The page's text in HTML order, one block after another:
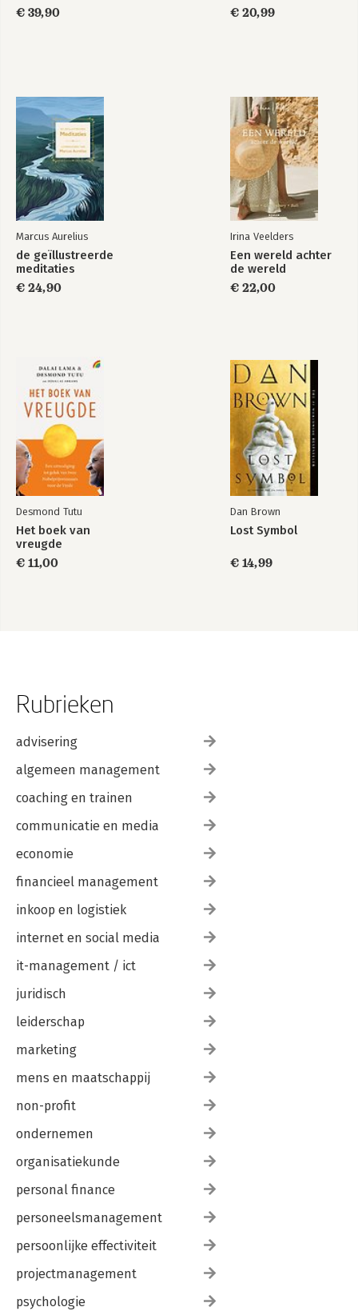
€ 39,90
€ 20,99
Marcus Aurelius
de geïllustreerde
meditaties
€ 24,90
Irina Veelders
Een wereld achter
de wereld
€ 22,00
Desmond Tutu
Het boek van
vreugde
€ 11,00
Dan Brown
Lost Symbol
€ 14,99
Rubrieken
advisering
algemeen management
coaching en trainen
communicatie en media
economie
financieel management
inkoop en logistiek
internet en social media
it-management / ict
juridisch
leiderschap
marketing
mens en maatschappij
non-profit
ondernemen
organisatiekunde
personal finance
personeelsmanagement
persoonlijke effectiviteit
projectmanagement
psychologie